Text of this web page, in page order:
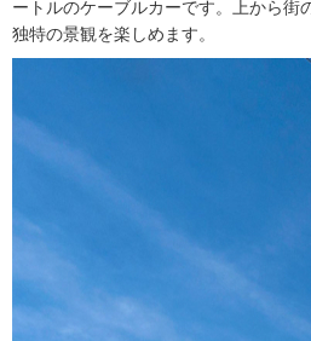
ートルのケーブルカーです。上から街
独特の景観を楽しめます。